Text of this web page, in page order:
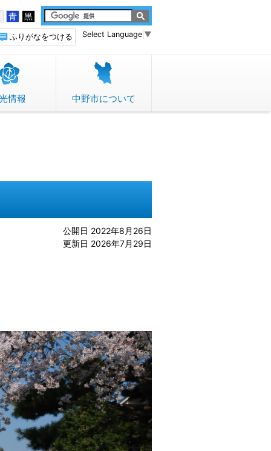
青 黒
Select Language ▼
ふりがなをつける
情報 中野市について
公開日 2022年8月26日
更新日 2026年7月29日